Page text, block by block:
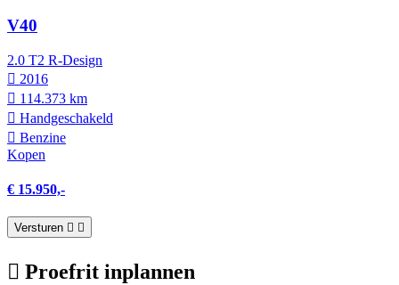
V40
2.0 T2 R-Design
2016
114.373 km
Hand­geschakeld
Benzine
Kopen
€ 15.950,-
Versturen
Proefrit inplannen